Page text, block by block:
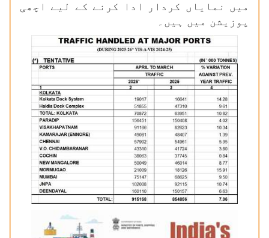
میں نمایاں کردار ادا کرنے کے لیے اچھی
پوزیشن میں ہیں۔